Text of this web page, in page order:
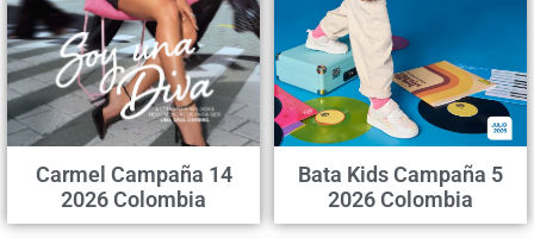
Carmel Campaña 14
2026 Colombia
Bata Kids Campaña 5
2026 Colombia